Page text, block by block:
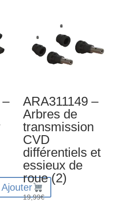
pour
arbre
(2)
Ajouter
ARA311149 –
Arbres de
transmission
CVD
différentiels et
essieux de
roue (2)
19,99€